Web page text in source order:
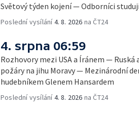
Světový týden kojení — Odborníci
Poslední vysílání4. 8. 2026 na ČT24
4. srpna 06:59
Rozhovory mezi USA a Íránem —
požáry na jihu Moravy — Mezinárodní
hudebníkem Glenem Hansardem
Poslední vysílání4. 8. 2026 na ČT24